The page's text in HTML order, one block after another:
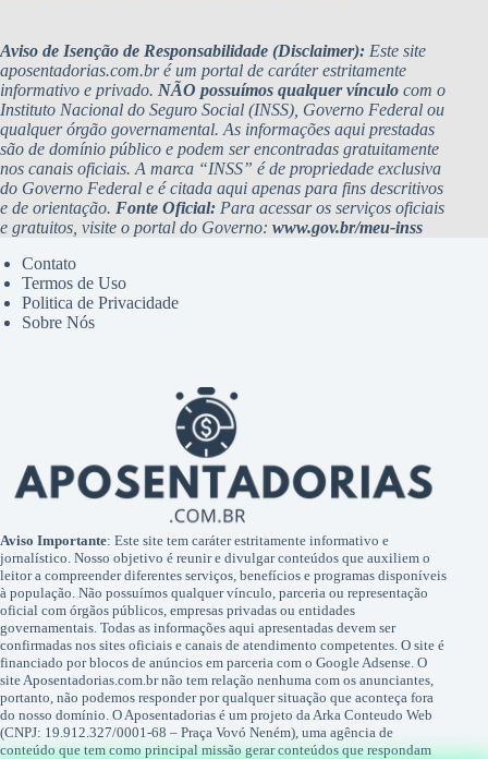
Aviso de Isenção de Responsabilidade (Disclaimer): Este site
aposentadorias.com.br é um portal de caráter estritamente
informativo e privado. NÃO possuímos qualquer vínculo com o
Instituto Nacional do Seguro Social (INSS), Governo Federal ou
qualquer órgão governamental. As informações aqui prestadas
são de domínio público e podem ser encontradas gratuitamente
nos canais oficiais. A marca “INSS” é de propriedade exclusiva
do Governo Federal e é citada aqui apenas para fins descritivos
e de orientação. Fonte Oficial: Para acessar os serviços oficiais
e gratuitos, visite o portal do Governo: www.gov.br/meu-inss
Contato
Termos de Uso
Politica de Privacidade
Sobre Nós
Aviso Importante: Este site tem caráter estritamente informativo e
jornalístico. Nosso objetivo é reunir e divulgar conteúdos que auxiliem o
leitor a compreender diferentes serviços, benefícios e programas disponíveis
à população. Não possuímos qualquer vínculo, parceria ou representação
oficial com órgãos públicos, empresas privadas ou entidades
governamentais. Todas as informações aqui apresentadas devem ser
confirmadas nos sites oficiais e canais de atendimento competentes. O site é
financiado por blocos de anúncios em parceria com o Google Adsense. O
site Aposentadorias.com.br não tem relação nenhuma com os anunciantes,
portanto, não podemos responder por qualquer situação que aconteça fora
do nosso domínio. O Aposentadorias é um projeto da Arka Conteudo Web
(CNPJ: 19.912.327/0001-68 – Praça Vovó Neném), uma agência de
conteúdo que tem como principal missão gerar conteúdos que respondam